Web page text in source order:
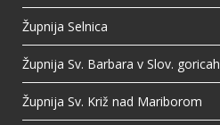
Župnija Selnica
Župnija Sv. Barbara v Slov. goricah
Župnija Sv. Križ nad Mariborom